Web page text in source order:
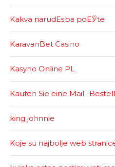
Kakva narudЕѕba poЕЎte
KaravanBet Casino
Kasyno Online PL
Kaufen Sie eine Mail -
king johnnie
Koje su najbolje web